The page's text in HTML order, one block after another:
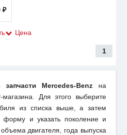
₽
Цена
1
запчасти Mercedes-Benz на
магазина. Для этого выберите
из списка выше, а затем
форму и указать поколение и
двигателя, года выпуска